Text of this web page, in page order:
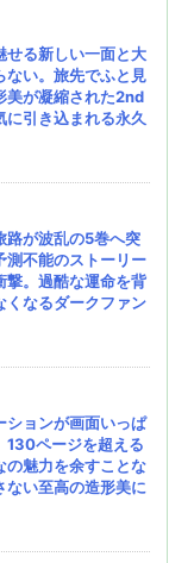
せる新しい一面と大
ない。旅先でふと見
美が凝縮された2nd
に引き込まれる永久
路が波乱の5巻へ突
測不能のストーリー
撃。過酷な運命を背
くなるダークファン
ションが画面いっぱ
130ページを超える
の魅力を余すことな
ない至高の造形美に